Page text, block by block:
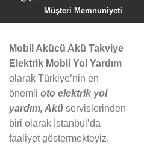
Müşteri Memnuniyeti
Mobil Akücü Akü Takviye
Elektrik Mobil Yol Yardım
olarak Türkiye’nin en
önemli oto elektrik yol
yardım, Akü servislerinden
biri olarak İstanbul’da
faaliyet göstermekteyiz.